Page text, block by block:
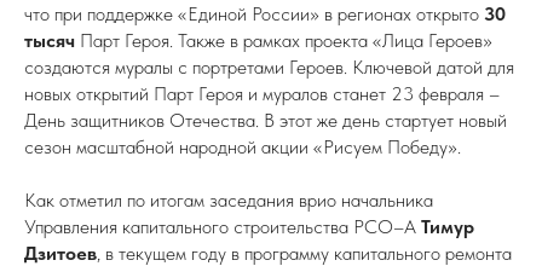
что при поддержке «Единой России» в регионах открыто 30
тысяч Парт Героя. Также в рамках проекта «Лица Героев»
создаются муралы с портретами Героев. Ключевой датой для
новых открытий Парт Героя и муралов станет 23 февраля –
День защитников Отечества. В этот же день стартует новый
сезон масштабной народной акции «Рисуем Победу».
Как отметил по итогам заседания врио начальника
Управления капитального строительства РСО–А Тимур
Дзитоев, в текущем году в программу капитального ремонта